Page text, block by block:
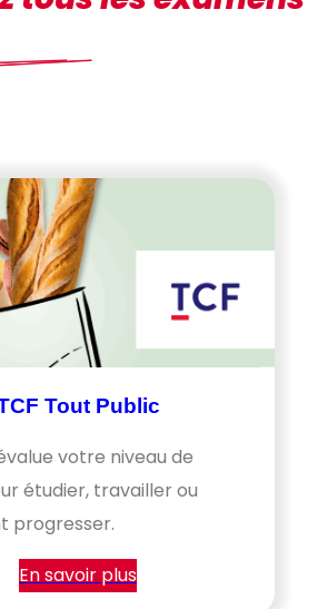
Tout Public
votre niveau de
étudier, travailler ou
progresser.
En savoir plus